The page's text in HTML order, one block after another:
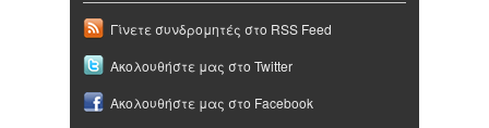
Γίνετε συνδρομητές στο RSS Feed
Ακολουθήστε μας στο Twitter
Ακολουθήστε μας στο Facebook